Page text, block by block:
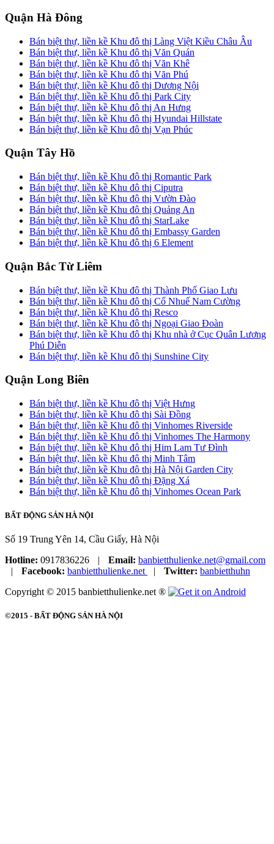
Quận Hà Đông
Bán biệt thự, liền kề Khu đô thị Làng Việt Kiều Châu Âu
Bán biệt thự, liền kề Khu đô thị Văn Quán
Bán biệt thự, liền kề Khu đô thị Văn Khê
Bán biệt thự, liền kề Khu đô thị Văn Phú
Bán biệt thự, liền kề Khu đô thị Dương Nội
Bán biệt thự, liền kề Khu đô thị Park City
Bán biệt thự, liền kề Khu đô thị An Hưng
Bán biệt thự, liền kề Khu đô thị Hyundai Hillstate
Bán biệt thự, liền kề Khu đô thị Vạn Phúc
Quận Tây Hồ
Bán biệt thự, liền kề Khu đô thị Romantic Park
Bán biệt thự, liền kề Khu đô thị Ciputra
Bán biệt thự, liền kề Khu đô thị Vườn Đào
Bán biệt thự, liền kề Khu đô thị Quảng An
Bán biệt thự, liền kề Khu đô thị StarLake
Bán biệt thự, liền kề Khu đô thị Embassy Garden
Bán biệt thự, liền kề Khu đô thị 6 Element
Quận Bắc Từ Liêm
Bán biệt thự, liền kề Khu đô thị Thành Phố Giao Lưu
Bán biệt thự, liền kề Khu đô thị Cổ Nhuế Nam Cường
Bán biệt thự, liền kề Khu đô thị Resco
Bán biệt thự, liền kề Khu đô thị Ngoại Giao Đoàn
Bán biệt thự, liền kề Khu đô thị Khu nhà ở Cục Quân Lương
Phú Diễn
Bán biệt thự, liền kề Khu đô thị Sunshine City
Quận Long Biên
Bán biệt thự, liền kề Khu đô thị Việt Hưng
Bán biệt thự, liền kề Khu đô thị Sài Đồng
Bán biệt thự, liền kề Khu đô thị Vinhomes Riverside
Bán biệt thự, liền kề Khu đô thị Vinhomes The Harmony
Bán biệt thự, liền kề Khu đô thị Him Lam Tư Đình
Bán biệt thự, liền kề Khu đô thị Minh Tâm
Bán biệt thự, liền kề Khu đô thị Hà Nội Garden City
Bán biệt thự, liền kề Khu đô thị Đặng Xá
Bán biệt thự, liền kề Khu đô thị Vinhomes Ocean Park
BẤT ĐỘNG SẢN HÀ NỘI
Số 19 Trung Yên 14, Cầu Giấy, Hà Nội
Hotline: 0917836226 | Email: banbietthulienke.net@gmail.com
|
Facebook: banbietthulienke.net | Twitter: banbietthuhn
Copyright © 2015 banbietthulienke.net ®
©2015 - BẤT ĐỘNG SẢN HÀ NỘI